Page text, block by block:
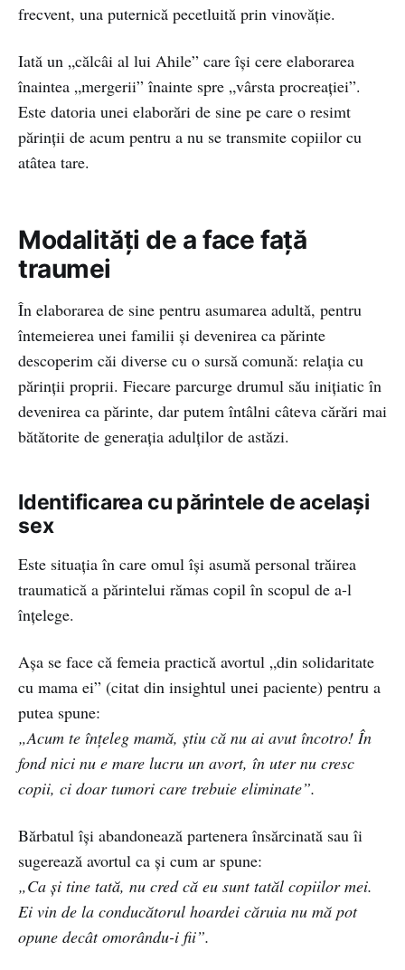
frecvent, una puternică pecetluită prin vinovăție.
Iată un „călcâi al lui Ahile” care își cere elaborarea
înaintea „mergerii” înainte spre „vârsta procreației”.
Este datoria unei elaborări de sine pe care o resimt
părinții de acum pentru a nu se transmite copiilor cu
atâtea tare.
Modalități de a face față
traumei
În elaborarea de sine pentru asumarea adultă, pentru
întemeierea unei familii și devenirea ca părinte
descoperim căi diverse cu o sursă comună: relația cu
părinții proprii. Fiecare parcurge drumul său inițiatic în
devenirea ca părinte, dar putem întâlni câteva cărări mai
bătătorite de generația adulților de astăzi.
Identificarea cu părintele de același
sex
Este situaţia în care omul își asumă personal trăirea
traumatică a părintelui rămas copil în scopul de a-l
înțelege.
Aşa se face că femeia practică avortul „din solidaritate
cu mama ei” (citat din insightul unei paciente) pentru a
putea spune:
„Acum te înțeleg mamă, știu că nu ai avut încotro! În
fond nici nu e mare lucru un avort, în uter nu cresc
copii, ci doar tumori care trebuie eliminate”.
Bărbatul îşi abandonează partenera însărcinată sau îi
sugerează avortul ca şi cum ar spune:
„Ca şi tine tată, nu cred că eu sunt tatăl copiilor mei.
Ei vin de la conducătorul hoardei căruia nu mă pot
opune decât omorându-i fii”.